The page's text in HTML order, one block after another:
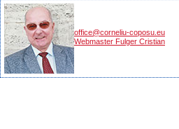
office@corneliu-coposu.eu
Webmaster Fulger Cristian